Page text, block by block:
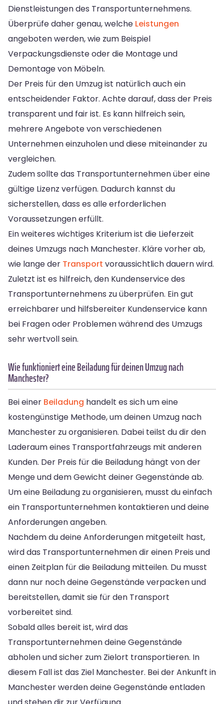
Dienstleistungen des Transportunternehmens.
Überprüfe daher genau, welche Leistungen
angeboten werden, wie zum Beispiel
Verpackungsdienste oder die Montage und
Demontage von Möbeln.
Der Preis für den Umzug ist natürlich auch ein
entscheidender Faktor. Achte darauf, dass der Preis
transparent und fair ist. Es kann hilfreich sein,
mehrere Angebote von verschiedenen
Unternehmen einzuholen und diese miteinander zu
vergleichen.
Zudem sollte das Transportunternehmen über eine
gültige Lizenz verfügen. Dadurch kannst du
sicherstellen, dass es alle erforderlichen
Voraussetzungen erfüllt.
Ein weiteres wichtiges Kriterium ist die Lieferzeit
deines Umzugs nach Manchester. Kläre vorher ab,
wie lange der Transport voraussichtlich dauern wird.
Zuletzt ist es hilfreich, den Kundenservice des
Transportunternehmens zu überprüfen. Ein gut
erreichbarer und hilfsbereiter Kundenservice kann
bei Fragen oder Problemen während des Umzugs
sehr wertvoll sein.
Wie funktioniert eine Beiladung für deinen Umzug nach
Manchester?
Bei einer Beiladung handelt es sich um eine
kostengünstige Methode, um deinen Umzug nach
Manchester zu organisieren. Dabei teilst du dir den
Laderaum eines Transportfahrzeugs mit anderen
Kunden. Der Preis für die Beiladung hängt von der
Menge und dem Gewicht deiner Gegenstände ab.
Um eine Beiladung zu organisieren, musst du einfach
ein Transportunternehmen kontaktieren und deine
Anforderungen angeben.
Nachdem du deine Anforderungen mitgeteilt hast,
wird das Transportunternehmen dir einen Preis und
einen Zeitplan für die Beiladung mitteilen. Du musst
dann nur noch deine Gegenstände verpacken und
bereitstellen, damit sie für den Transport
vorbereitet sind.
Sobald alles bereit ist, wird das
Transportunternehmen deine Gegenstände
abholen und sicher zum Zielort transportieren. In
diesem Fall ist das Ziel Manchester. Bei der Ankunft in
Manchester werden deine Gegenstände entladen